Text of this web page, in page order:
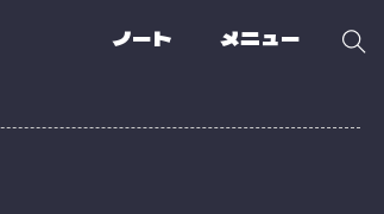
ノート メニュー